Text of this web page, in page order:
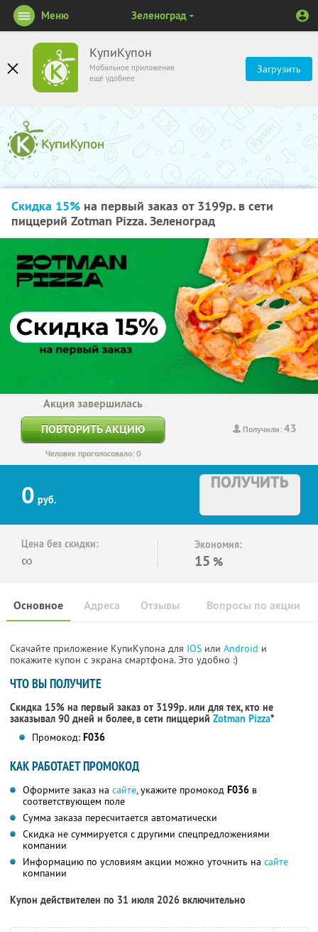
КупиКупон
Мобильное приложение
ещё удобнее
Загрузить
Меню Зеленоград
Скидка 15% на первый заказ от 3199р. в сети
пиццерий Zotman Pizza. Зеленоград
Получили:43
Акция завершилась
ПОВТОРИТЬ АКЦИЮ
Человек проголосовало: 0
0 руб.
ПОЛУЧИТЬ
Цена без скидки:
∞
Экономия:
15 %
Основное Отзывы Вопросы по акции
Адреса
Скачайте приложение КупиКупона для IOS или Android и
покажите купон с экрана смартфона. Это удобно :)
ЧТО ВЫ ПОЛУЧИТЕ
Скидка 15% на первый заказ от 3199р. или для тех, кто не
заказывал 90 дней и более, в сети пиццерий Zotman Pizza*
Промокод: F036
КАК РАБОТАЕТ ПРОМОКОД
Оформите заказ на сайте, укажите промокод F036 в
соответствующем поле
Сумма заказа пересчитается автоматически
Скидка не суммируется с другими спецпредложениями
компании
Информацию по условиям акции можно уточнить на сайте
компании
Купон действителен по 31 июля 2026 включительно